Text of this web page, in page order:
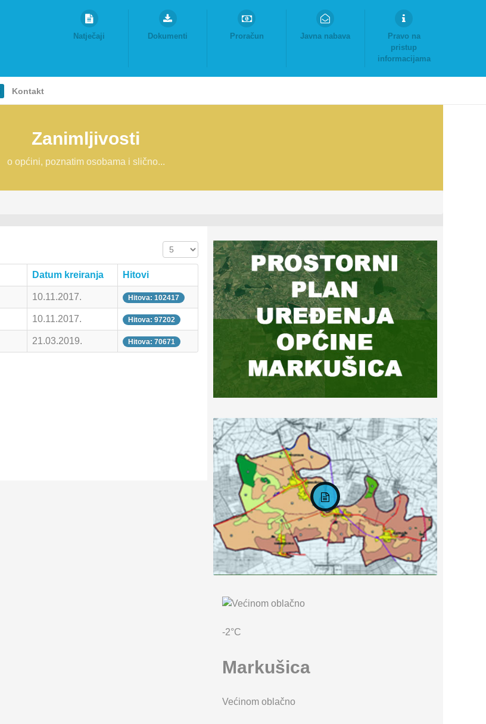
Natječaji Dokumenti Proračun Javna nabava
Pravo na
pristup
informacijama
Kontakt
Zanimljivosti
o općini, poznatim osobama i slično...
Prikaz #
Datum kreiranja Hitovi
10.11.2017. Hitova: 102417
10.11.2017. Hitova: 97202
21.03.2019. Hitova: 70671
-2°C
Markušica
Većinom oblačno